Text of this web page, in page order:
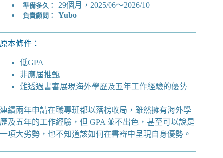
準備多久： 29個月，2025/06～2026/10
負責顧問： Yubo
原本條件：
低GPA
非應屆推甄
難透過書審展現海外學歷及五年工作經驗的優勢
連續兩年申請在職專班都以落榜收局，雖然擁有海外學
歷及五年的工作經驗，但 GPA 並不出色，甚至可以說是
一項大劣勢，也不知道該如何在書審中呈現自身優勢。